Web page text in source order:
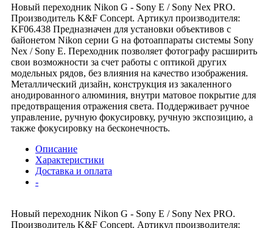
Новый переходник Nikon G - Sony E / Sony Nex PRO.
Производитель K&F Concept. Артикул производителя:
KF06.438 Предназначен для установки объективов с
байонетом Nikon серии G на фотоаппараты системы Sony
Nex / Sony E. Переходник позволяет фотографу расширить
свои возможности за счет работы с оптикой других
модельных рядов, без влияния на качество изображения.
Металлический дизайн, конструкция из закаленного
анодированного алюминия, внутри матовое покрытие для
предотвращения отражения света. Поддерживает ручное
управление, ручную фокусировку, ручную экспозицию, а
также фокусировку на бесконечность.
Описание
Характеристики
Доставка и оплата
-
Новый переходник Nikon G - Sony E / Sony Nex PRO.
Производитель K&F Concept. Артикул производителя: